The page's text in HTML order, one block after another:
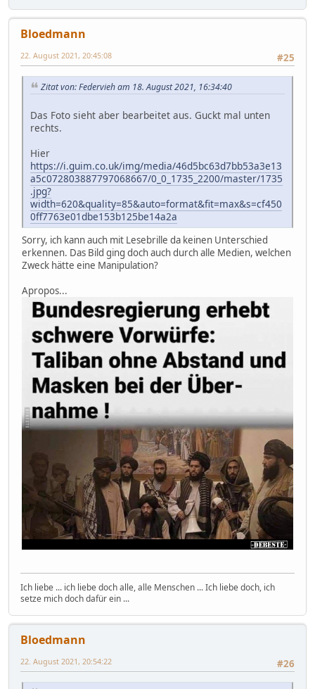
Bloedmann
#25
22. August 2021, 20:45:08
Zitat von: Federvieh am 18. August 2021, 16:34:40
Das Foto sieht aber bearbeitet aus. Guckt mal unten
rechts.
Hier
https://i.guim.co.uk/img/media/46d5bc63d7bb53a3e13
a5c072803887797068667/0_0_1735_2200/master/1735
.jpg?
width=620&quality=85&auto=format&fit=max&s=cf450
0ff7763e01dbe153b125be14a2a
Sorry, ich kann auch mit Lesebrille da keinen Unterschied
erkennen. Das Bild ging doch auch durch alle Medien, welchen
Zweck hätte eine Manipulation?
Apropos...
Ich liebe ... ich liebe doch alle, alle Menschen ... Ich liebe doch, ich
setze mich doch dafür ein ...
Bloedmann
#26
22. August 2021, 20:54:22